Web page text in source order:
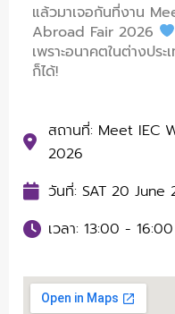
แล้วมาเจอกันที่งาน
Abroad Fair 2026
เพราะอนาคตในต่างปร
ก็ได้!
สถานที่: Meet IEC
2026
วันที่: SAT 20 June
เวลา: 13:00 - 16:00